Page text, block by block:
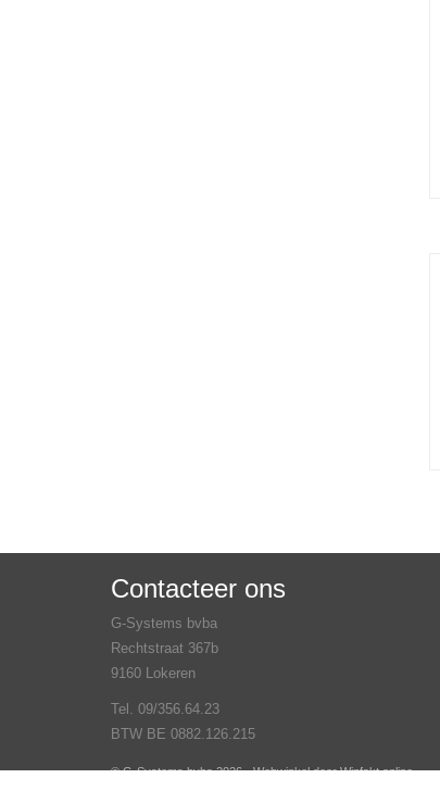
Contacteer ons
G-Systems bvba
Rechtstraat 367b
9160 Lokeren
Tel. 09/356.64.23
BTW BE 0882.126.215
© G-Systems bvba 2026 - Webwinkel doorWinfakt online